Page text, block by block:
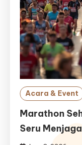
Acara & Event
Marathon
Seru